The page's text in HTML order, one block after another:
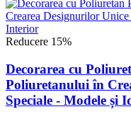
Reducere 15%
Decorarea cu
Poliuretanului în
Speciale - Modele și